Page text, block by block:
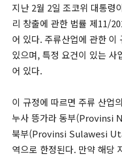
지난 2월 2일 조코위 대통령
리 창출에 관한 법률 제11/
어 있다. 주류산업에 관한
있으며, 특정 요건이 있는 사
어 있다.
이 규정에 따르면 주류 산
누사 뜽가라 동부(Provinsi
북부(Provinsi Sulawesi
역으로 한정된다. 만약 해당